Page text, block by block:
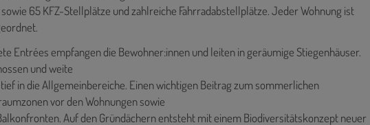
65 KFZ-Stellplätze und zahlreiche Fahrradabstellplätze. Jeder Wohnung ist
Entrées empfangen die Bewohner:innen und leiten in geräumige Stiegenhäuser.
und weite
in die Allgemeinbereiche. Einen wichtigen Beitrag zum sommerlichen
vor den Wohnungen sowie
Auf den Gründächern entsteht mit einem Biodiversitätskonzept neuer